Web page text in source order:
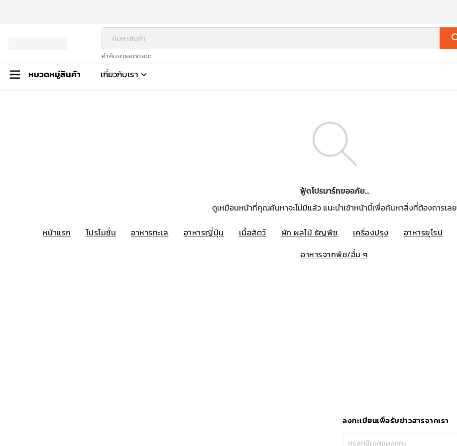
คำค้นหายอดนิยม
หมวดหมู่สินค้า เกี่ยวกับเรา
ฟู้ดโปรมาร์ทขออภัย...
ดูเหมือนหน้าที่คุณค้นหาจะไม่มีแล้ว แนะนำเข้าหน้านี้เพื่อค้นหาสิ่งที่ต้องการเลย
หน้าแรก โปรโมชั่น อาหารทะเล อาหารญี่ปุ่น เนื้อสัตว์ ผัก ผลไม้ ธัญพืช เครื่องปรุง อาหารยุโรป
อาหารจากพืช/อื่น ๆ
ลงทะเบียนเพื่อรับข่าวสารจากเรา